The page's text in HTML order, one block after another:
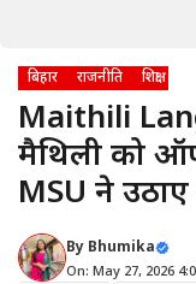
बिहार राजनीति शिक्षा
Maithili
मैथिली को
MSU ने
By Bhumika
On: May 27, 2026